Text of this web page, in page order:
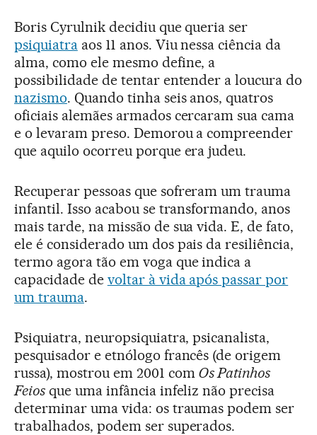
Boris Cyrulnik decidiu que queria ser
psiquiatraaos 11 anos. Viu nessa ciência da
alma, como ele mesmo define, a
possibilidade de tentar entender a loucura do
nazismo. Quando tinha seis anos, quatros
oficiais alemães armados cercaram sua cama
e o levaram preso. Demorou a compreender
que aquilo ocorreu porque era judeu.
Recuperar pessoas que sofreram um trauma
infantil. Isso acabou se transformando, anos
mais tarde, na missão de sua vida. E, de fato,
ele é considerado um dos pais da resiliência,
termo agora tão em voga que indica a
capacidade de voltar à vida após passar por
um trauma.
Psiquiatra, neuropsiquiatra, psicanalista,
pesquisador e etnólogo francês (de origem
russa), mostrou em 2001 com Os Patinhos
Feiosque uma infância infeliz não precisa
determinar uma vida: os traumas podem ser
trabalhados, podem ser superados.